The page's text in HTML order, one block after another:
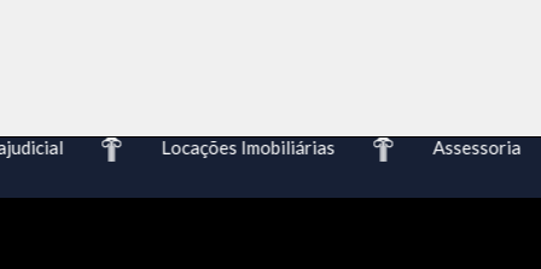
Locações Imobiliárias Assessoria